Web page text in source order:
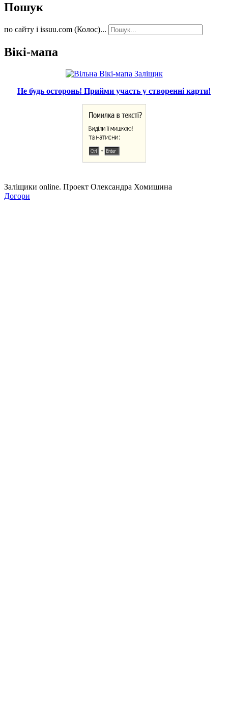
Пошук
по сайту і issuu.com (Колос)...
Вікі-мапа
Не будь осторонь! Прийми участь у створенні карти!
Заліщики online. Проект Олександра Хомишина
Догори